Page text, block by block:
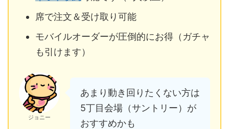
席で注文＆受け取り可能
モバイルオーダーが圧倒的にお得（ガチャ
も引けます）
ジョニー
あまり動き回りたくない方は
5丁目会場（サントリー）が
おすすめかも